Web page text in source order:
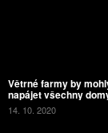
Větrné farmy by
napájet všechny
14. 10. 2020